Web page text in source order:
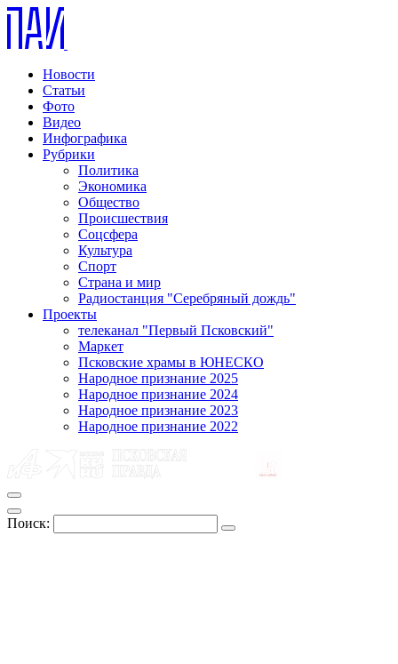
Новости
Статьи
Фото
Видео
Инфографика
Рубрики
Политика
Экономика
Общество
Происшествия
Соцсфера
Культура
Спорт
Страна и мир
Радиостанция "Серебряный дождь"
Проекты
телеканал "Первый Псковский"
Маркет
Псковские храмы в ЮНЕСКО
Народное признание 2025
Народное признание 2024
Народное признание 2023
Народное признание 2022
Поиск: